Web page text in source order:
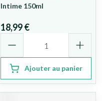
Intime 150ml
18,99 €
Ajouter au panier